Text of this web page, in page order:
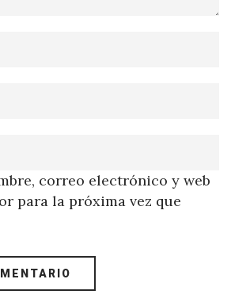
correo electrónico y web
para la próxima vez que